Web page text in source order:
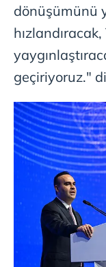
6698 sayılı Kişisel
hazırlanmış
ilgili mevzuata
almak için lütfen
dönüşümünü
geçiriyoruz."